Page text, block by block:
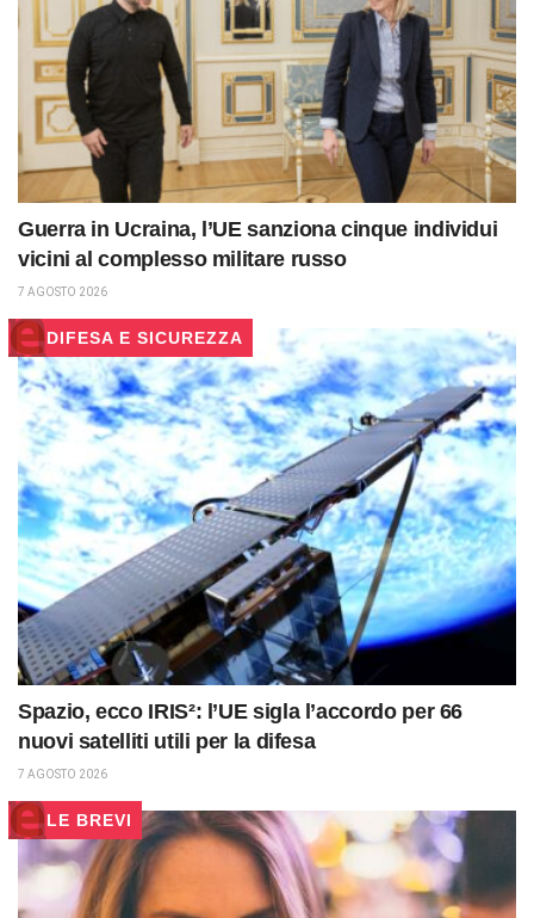
Guerra in Ucraina, l’UE sanziona cinque individui
vicini al complesso militare russo
7 AGOSTO 2026
DIFESA E SICUREZZA
Spazio, ecco IRIS²: l’UE sigla l’accordo per 66
nuovi satelliti utili per la difesa
7 AGOSTO 2026
LE BREVI